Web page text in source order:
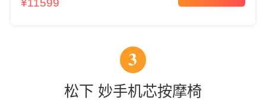
¥11599
3
松下 妙手机芯按摩椅